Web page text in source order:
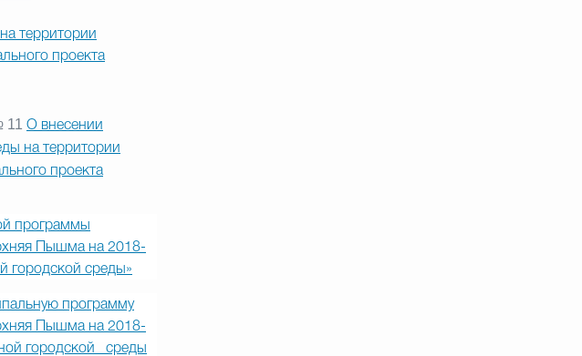
территории
проекта
11 О внесении
на территории
проекта
программы
Пышма на 2018-
городской среды»
программу
Пышма на 2018-
городской среды